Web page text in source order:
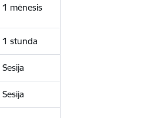
1 mēnesis
1 stunda
Sesija
Sesija